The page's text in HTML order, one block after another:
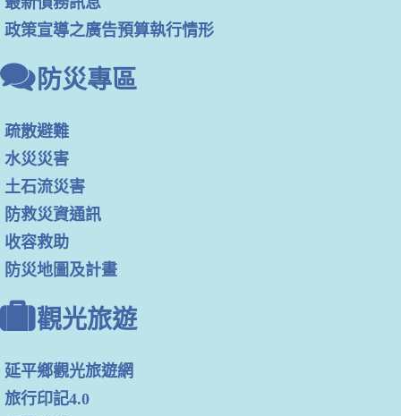
政策宣導之廣告預算執行情形
防災專區
疏散避難
水災災害
土石流災害
防救災資通訊
收容救助
防災地圖及計畫
觀光旅遊
延平鄉觀光旅遊網
旅行印記4.0